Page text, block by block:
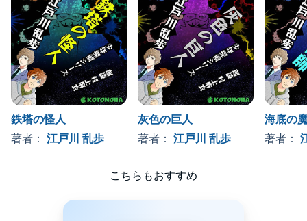
鉄塔の怪人
著者： 江戸川 乱歩
灰色の巨人
著者： 江戸川 乱歩
海底の
著者：
こちらもおすすめ